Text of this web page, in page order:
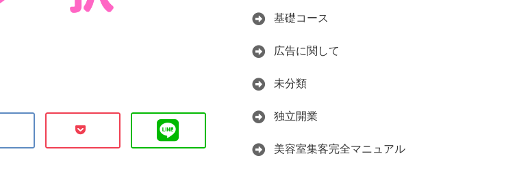
基礎コース
広告に関して
未分類
独立開業
美容室集客完全マニュアル